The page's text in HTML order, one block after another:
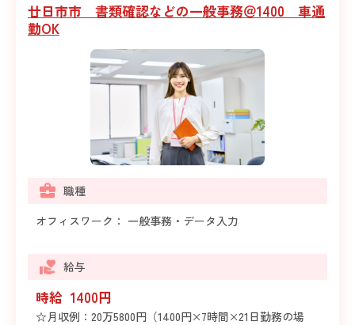
廿日市市 書類確認などの一般事務＠1400 車通
勤OK
職種
オフィスワーク： 一般事務・データ入力
給与
時給 1400円
☆月収例：20万5800円（1400円×7時間×21日勤務の場